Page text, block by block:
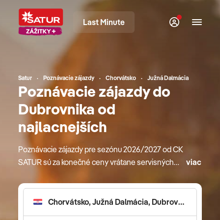
Last Minute
Satur Poznávacie zájazdy Chorvátsko Južná Dalmácia
Poznávacie zájazdy do
Dubrovnika od
najlacnejších
Poznávacie zájazdy pre sezónu 2026/2027 od CK
SATUR sú za konečné ceny vrátane servisných
ubytovanie, sprievodca či doprava sú v cene
zarátané aj výhody ako skupinové transfery na
letiská k odletom a príletom, miestne letiskové
viac